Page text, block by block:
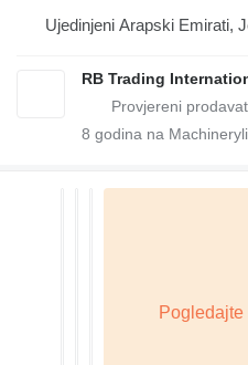
Ujedinjeni Arapski Emirati,
RB Trading
8 godina na